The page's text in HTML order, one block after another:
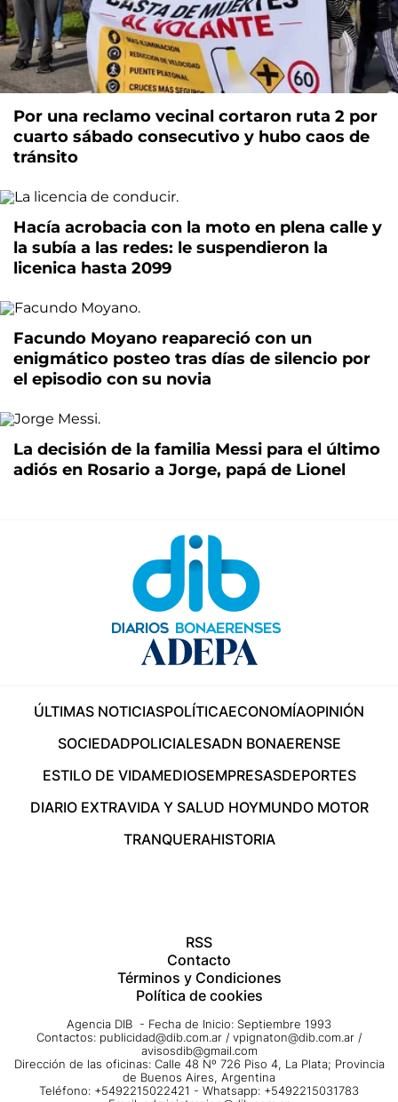
Por una reclamo vecinal cortaron ruta 2 por
cuarto sábado consecutivo y hubo caos de
tránsito
Hacía acrobacia con la moto en plena calle y
la subía a las redes: le suspendieron la
licenica hasta 2099
Facundo Moyano reapareció con un
enigmático posteo tras días de silencio por
el episodio con su novia
La decisión de la familia Messi para el último
adiós en Rosario a Jorge, papá de Lionel
ÚLTIMAS NOTICIASPOLÍTICAECONOMÍAOPINIÓN
SOCIEDADPOLICIALESADN BONAERENSE
ESTILO DE VIDAMEDIOSEMPRESASDEPORTES
DIARIO EXTRAVIDA Y SALUD HOYMUNDO MOTOR
TRANQUERAHISTORIA
RSS
Contacto
Términos y Condiciones
Política de cookies
Agencia DIB - Fecha de Inicio: Septiembre 1993
Contactos: publicidad@dib.com.ar / vpignaton@dib.com.ar /
avisosdib@gmail.com
Dirección de las oficinas: Calle 48 Nº 726 Piso 4, La Plata; Provincia
de Buenos Aires, Argentina
Teléfono: +5492215022421 - Whatsapp: +5492215031783